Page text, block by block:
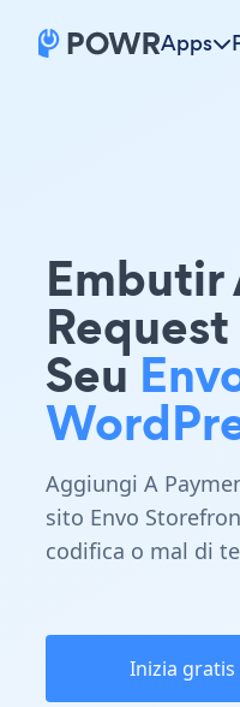
Apps
Embutir
Seu
Aggiungi A
sito Envo
codifica o mal di
Inizia gratis